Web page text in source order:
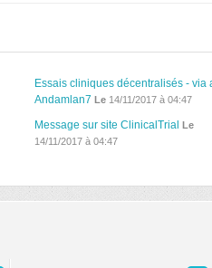
Essais cliniques décentralisés - via
Andamlan7 Le14/11/2017 à 04:47
Message sur site ClinicalTrial Le
14/11/2017 à 04:47